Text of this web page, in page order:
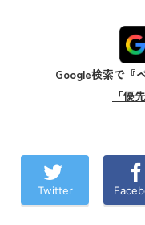
Google検索で『
「優
Twitter